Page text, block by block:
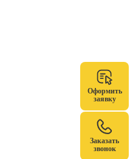
Оформить
заявку
Заказать
звонок